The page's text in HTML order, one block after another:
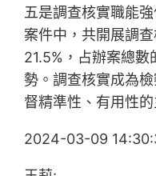
五是調查核實職能
案件中，共開展調
21.5%，占辦案總
勢。調查核實成為
督精準性、有用性的
2024-03-09